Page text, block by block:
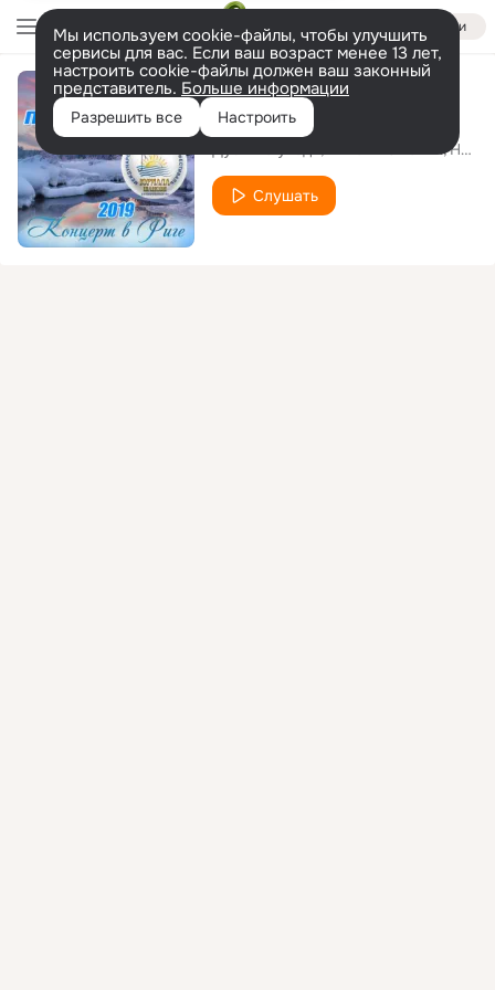
Войти
Мы используем cookie-файлы, чтобы улучшить
сервисы для вас. Если ваш возраст менее 13 лет,
настроить cookie-файлы должен ваш законный
представитель. Больше информации
Разрешить все Настроить
Попурри
Николй Смолин Наталья Райская
Слушать